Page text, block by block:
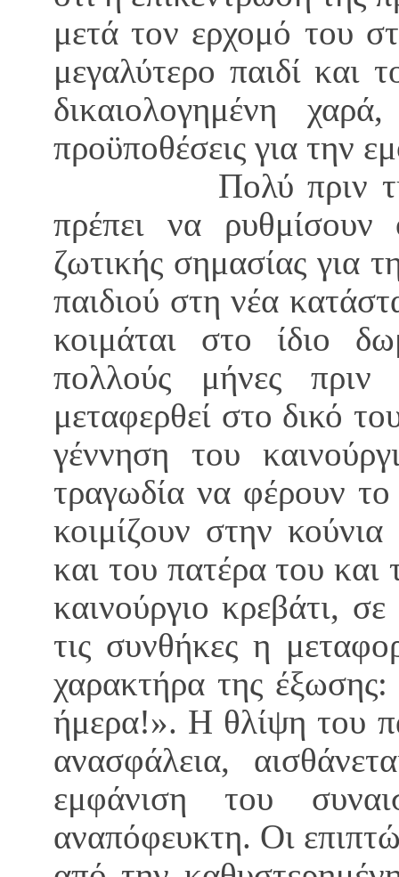
μετά τον ερχομό του
μεγαλύτερο παιδί και
δικαιολογημένη
προϋποθέσεις για την
Πολύ πριν τη
πρέπει να ρυθμίσουν
ζωτικής σημασίας για
παιδιού στη νέα
κοιμάται στο ίδιο
πολλούς μήνες
μεταφερθεί στο δικό
γέννηση του
τραγωδία να φέρουν
κοιμίζουν στην
και του πατέρα του και
καινούργιο κρεβάτι,
τις συνθήκες η
χαρακτήρα της
ήμερα!». Η θλίψη του
ανασφάλεια,
εμφάνιση του
αναπόφευκτη. Οι